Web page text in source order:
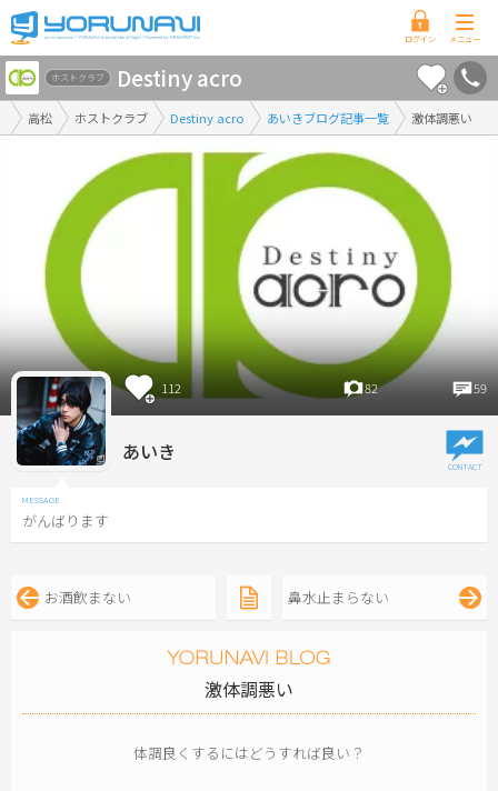
香
川
県
版
高松 ホストクラブ Destiny acro あいきブログ記事一覧 激体調悪い
ホストクラブ Destiny acro
112 82 59
あいき
がんばります
お酒飲まない 鼻水止まらない
激体調悪い
体調良くするにはどうすれば良い？